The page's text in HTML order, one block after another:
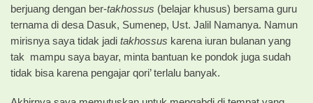
berjuang dengan ber-takhossus (belajar khusus) bersama guru
ternama di desa Dasuk, Sumenep, Ust. Jalil Namanya. Namun
mirisnya saya tidak jadi takhossus karena iuran bulanan yang
tak mampu saya bayar, minta bantuan ke pondok juga sudah
tidak bisa karena pengajar qori’ terlalu banyak.